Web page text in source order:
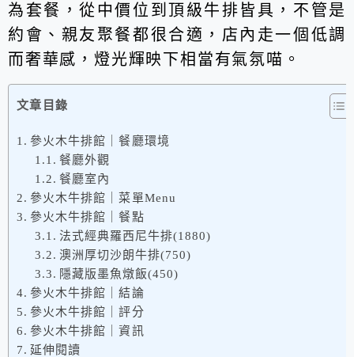
為套餐，從中價位到頂級牛排皆具，不管是
約會、親友聚餐都很合適，店內走一個低調
而奢華感，燈光輝映下相當有氣氛喵。
文章目錄
參火木牛排館｜餐廳環境
餐廳外觀
餐廳室內
參火木牛排館｜菜單Menu
參火木牛排館｜餐點
法式經典羅西尼牛排(1880)
澳洲厚切沙朗牛排(750)
隱藏版墨魚燉飯(450)
參火木牛排館｜結論
參火木牛排館｜評分
參火木牛排館｜資訊
延伸閱讀